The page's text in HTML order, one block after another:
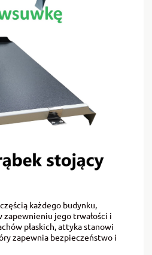
każdego budynku,
jego trwałości i
płaskich, attyka stanowi
zapewnia bezpieczeństwo i